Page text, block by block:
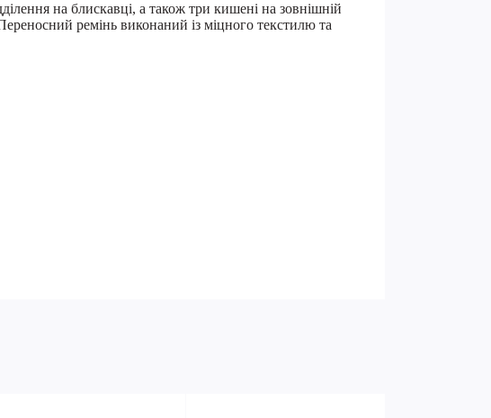
на блискавці, а також три кишені на зовнішній
ремінь виконаний із міцного текстилю та